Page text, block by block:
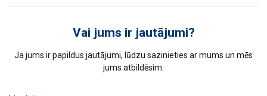
Vai jums ir jautājumi?
Ja jums ir papildus jautājumi, lūdzu sazinieties ar mums un mēs
jums atbildēsim.